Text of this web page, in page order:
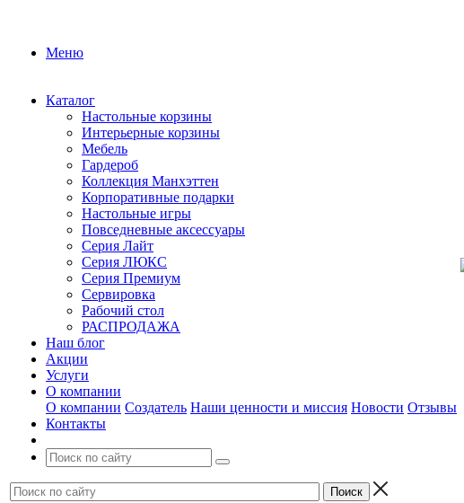
Меню
Каталог
Настольные корзины
Интерьерные корзины
Мебель
Гардероб
Коллекция Манхэттен
Корпоративные подарки
Настольные игры
Повседневные аксессуары
Серия Лайт
Серия ЛЮКС
Серия Премиум
Сервировка
Рабочий стол
РАСПРОДАЖА
Наш блог
Акции
Услуги
О компании
О компании Создатель Наши ценности и миссия Новости Отзывы
Контакты